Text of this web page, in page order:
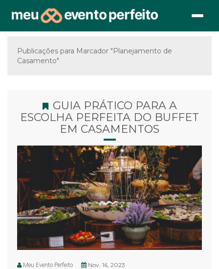
Publicações para Marcador "Planejamento de
Casamento"
GUIA PRÁTICO PARA A
ESCOLHA PERFEITA DO BUFFET
EM CASAMENTOS
Meu Evento Perfeito
Nov. 16, 2023